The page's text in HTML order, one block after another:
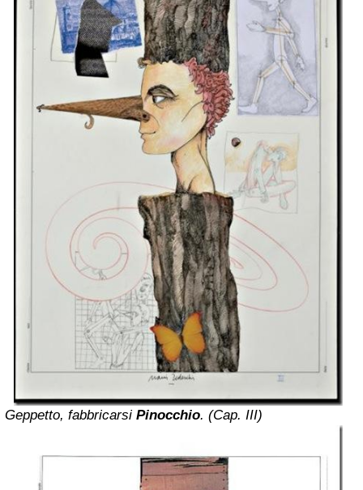
Geppetto, fabbricarsi Pinocchio. (Cap. III)